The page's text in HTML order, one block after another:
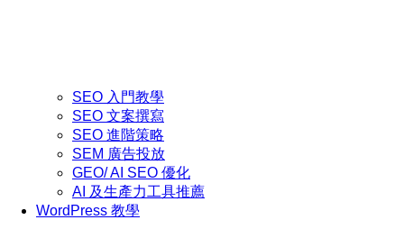
SEO 入門教學
SEO 文案撰寫
SEO 進階策略
SEM 廣告投放
GEO/ AI SEO 優化
AI 及生產力工具推薦
WordPress 教學